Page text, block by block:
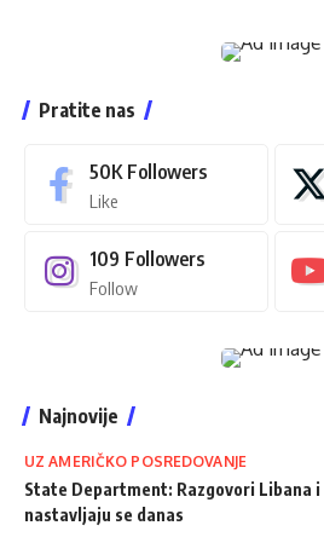
Pratite nas
50K Followers
Like
109 Followers
Follow
Najnovije
UZ AMERIČKO POSREDOVANJE
State Department: Razgovori Libana i
nastavljaju se danas